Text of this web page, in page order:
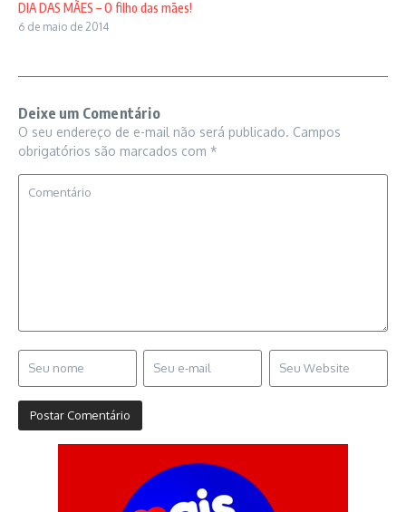
DIA DAS MÃES – O filho das mães!
6 de maio de 2014
Deixe um Comentário
O seu endereço de e-mail não será publicado. Campos
obrigatórios são marcados com *